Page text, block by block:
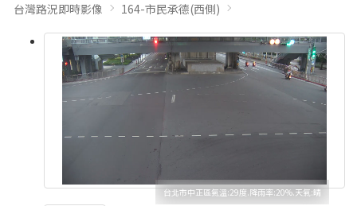
台灣路況即時影像 164-市民承德(西側)
台北市中正區氣溫:29度.降雨率:20%.天氣:晴